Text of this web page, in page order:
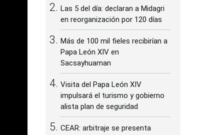
Las 5 del día: declaran a Midagri
en reorganización por 120 días
Más de 100 mil fieles recibirían a
Papa León XIV en
Sacsayhuaman
Visita del Papa León XIV
impulsará el turismo y gobierno
alista plan de seguridad
CEAR: arbitraje se presenta